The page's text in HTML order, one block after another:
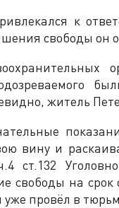
к
свободы он
житель
вину и
ст.132
свободы на
провёл в